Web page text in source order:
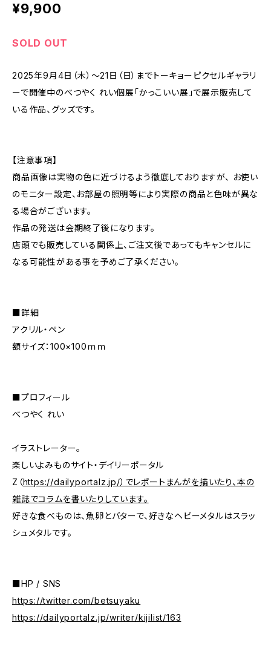
¥9,900
SOLD OUT
2025年9月4日（木）～21日（日）までトーキョーピクセルギャラリ
ーで開催中のべつやく れい個展「かっこいい展」で展示販売して
いる作品、グッズです。
【注意事項】
商品画像は実物の色に近づけるよう徹底しておりますが、 お使い
のモニター設定、お部屋の照明等により実際の商品と色味が異な
る場合がございます。
作品の発送は会期終了後になります。
店頭でも販売している関係上、ご注文後であってもキャンセルに
なる可能性がある事を予めご了承ください。
■詳細
アクリル・ペン
額サイズ：100×100ｍｍ
■プロフィール
べつやく れい
イラストレーター。
楽しいよみものサイト・デイリーポータル
Z（https://dailyportalz.jp/）でレポートまんがを描いたり、本の
雑誌でコラムを書いたりしています。
好きな食べものは、魚卵とバターで、好きなヘビーメタルはスラッ
シュメタルです。
■HP / SNS
https://twitter.com/betsuyaku
https://dailyportalz.jp/writer/kijilist/163